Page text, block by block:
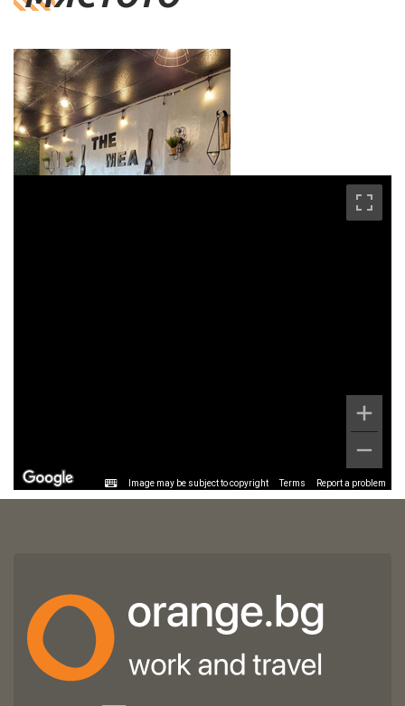
Image may be subject to copyright Terms Report a problem